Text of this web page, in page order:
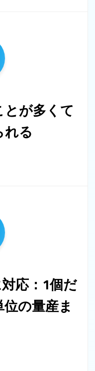
が多くて
れる
応：1個だ
の量産ま